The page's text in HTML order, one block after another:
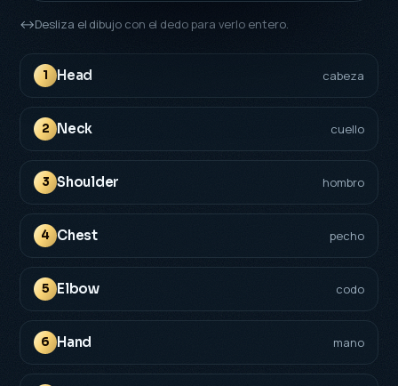
↔Desliza el dibujo con el dedo para verlo entero.
1 Head cabeza
2 Neck cuello
3 Shoulder hombro
4 Chest pecho
5 Elbow codo
6 Hand mano